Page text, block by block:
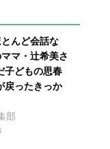
とんど会話な
マ・辻希美さ
子どもの思春
ったきっか
部